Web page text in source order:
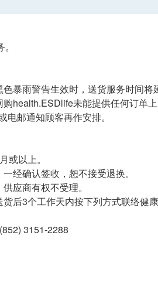
暴雨警告生效时，送货服务时间将
health.ESDlife未能提供任何订单
邮通知顾客再作安排。
或以上。
经确认签收，恕不接受退换。
应商有权不受理。
后3个工作天内按下列方式联络健
3151-2288